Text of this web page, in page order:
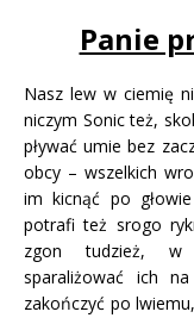
Panie
Nasz lew w ciemię
niczym Sonic też,
pływać umie bez
obcy – wszelkich
im kicnąć po
potrafi też srogo
zgon tudzież, w
sparaliżować ich
zakończyć po